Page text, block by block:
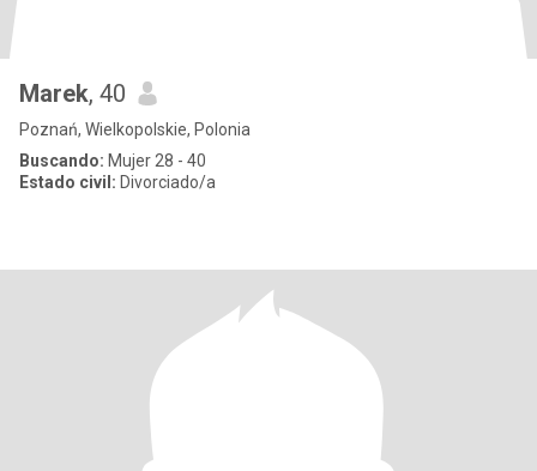
Marek, 40
Poznań, Wielkopolskie, Polonia
Buscando: Mujer 28 - 40
Estado civil: Divorciado/a